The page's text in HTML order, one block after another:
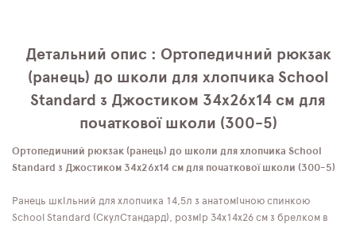
Детальний опис : Ортопедичний рюкзак
(ранець) до школи для хлопчика School
Standard з Джостиком 34х26х14 см для
початкової школи (300-5)
Ортопедичний рюкзак (ранець) до школи для хлопчика School
Standard з Джостиком 34х26х14 см для початкової школи (300-5)
Ранець шкільний для хлопчика 14,5л з анатомічною спинкою
School Standard (СкулСтандард), розмір 34х14х26 см з брелком в